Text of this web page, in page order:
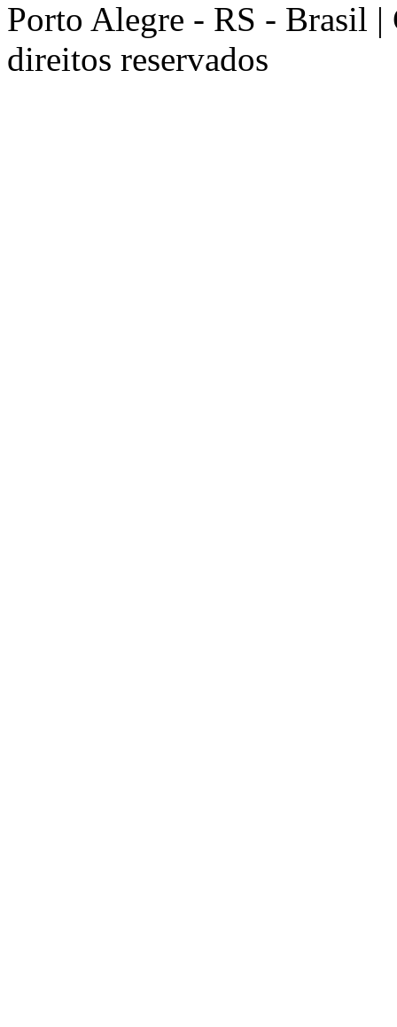
Porto Alegre - RS - Brasil
direitos reservados